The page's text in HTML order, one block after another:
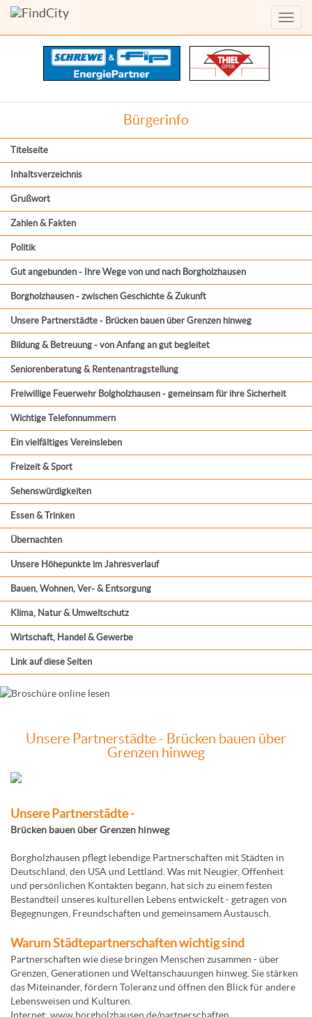
Menü
Bürgerinfo
Titelseite
Inhaltsverzeichnis
Grußwort
Zahlen & Fakten
Politik
Gut angebunden - Ihre Wege von und nach Borgholzhausen
Borgholzhausen - zwischen Geschichte & Zukunft
Unsere Partnerstädte - Brücken bauen über Grenzen hinweg
Bildung & Betreuung - von Anfang an gut begleitet
Seniorenberatung & Rentenantragstellung
Freiwillige Feuerwehr Bolgholzhausen - gemeinsam für ihre Sicherheit
Wichtige Telefonnummern
Ein vielfältiges Vereinsleben
Freizeit & Sport
Sehenswürdigkeiten
Essen & Trinken
Übernachten
Unsere Höhepunkte im Jahresverlauf
Bauen, Wohnen, Ver- & Entsorgung
Klima, Natur & Umweltschutz
Wirtschaft, Handel & Gewerbe
Link auf diese Seiten
Unsere Partnerstädte - Brücken bauen über
Grenzen hinweg
Unsere Partnerstädte -
Brücken bauen über Grenzen hinweg
Borgholzhausen pflegt lebendige Partnerschaften mit Städten in
Deutschland, den USA und Lettland. Was mit Neugier, Offenheit
und persönlichen Kontakten begann, hat sich zu einem festen
Bestandteil unseres kulturellen Lebens entwickelt - getragen von
Begegnungen, Freundschaften und gemeinsamem Austausch.
Warum Städtepartnerschaften wichtig sind
Partnerschaften wie diese bringen Menschen zusammen - über
Grenzen, Generationen und Weltanschauungen hinweg. Sie stärken
das Miteinander, fördern Toleranz und öffnen den Blick für andere
Lebensweisen und Kulturen.
Internet: www.borgholzhausen.de/partnerschaften